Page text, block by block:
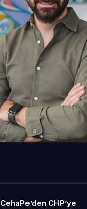
CehaPe’den CHP’ye